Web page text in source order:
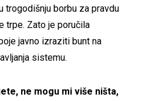
trogodišnju borbu za pravdu
trpe. Zato je poručila
javno izraziti bunt na
sistemu.
ne mogu mi više ništa,